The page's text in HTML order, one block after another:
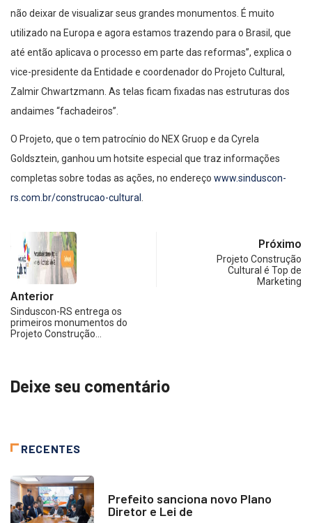
não deixar de visualizar seus grandes monumentos. É muito
utilizado na Europa e agora estamos trazendo para o Brasil, que
até então aplicava o processo em parte das reformas”, explica o
vice-presidente da Entidade e coordenador do Projeto Cultural,
Zalmir Chwartzmann. As telas ficam fixadas nas estruturas dos
andaimes “fachadeiros”.
O Projeto, que o tem patrocínio do NEX Gruop e da Cyrela
Goldsztein, ganhou um hotsite especial que traz informações
completas sobre todas as ações, no endereço www.sinduscon-
rs.com.br/construcao-cultural
Anterior
Sinduscon-RS entrega os
primeiros monumentos do
Projeto Construção…
Próximo
Projeto Construção
Cultural é Top de
Marketing
Deixe seu comentário
RECENTES
Prefeito sanciona novo Plano
Diretor e Lei de